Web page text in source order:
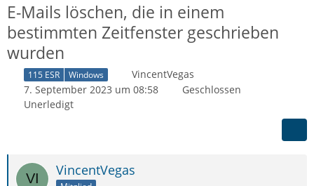
E-Mails löschen, die in einem
bestimmten Zeitfenster geschrieben
wurden
115 ESR Windows
VincentVegas
7. September 2023 um 08:58
Geschlossen
Unerledigt
VincentVegas